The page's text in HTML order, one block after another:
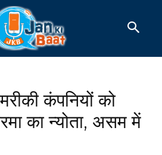
कंपनियों को
का न्योता, असम में